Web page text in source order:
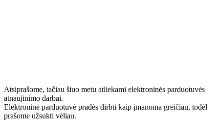
Atsiprašome, tačiau šiuo metu atliekami elektroninės parduotuvės
atnaujinimo darbai.
Elektroninė parduotuvė pradės dirbti kaip įmanoma greičiau, todėl
prašome užsukti vėliau.